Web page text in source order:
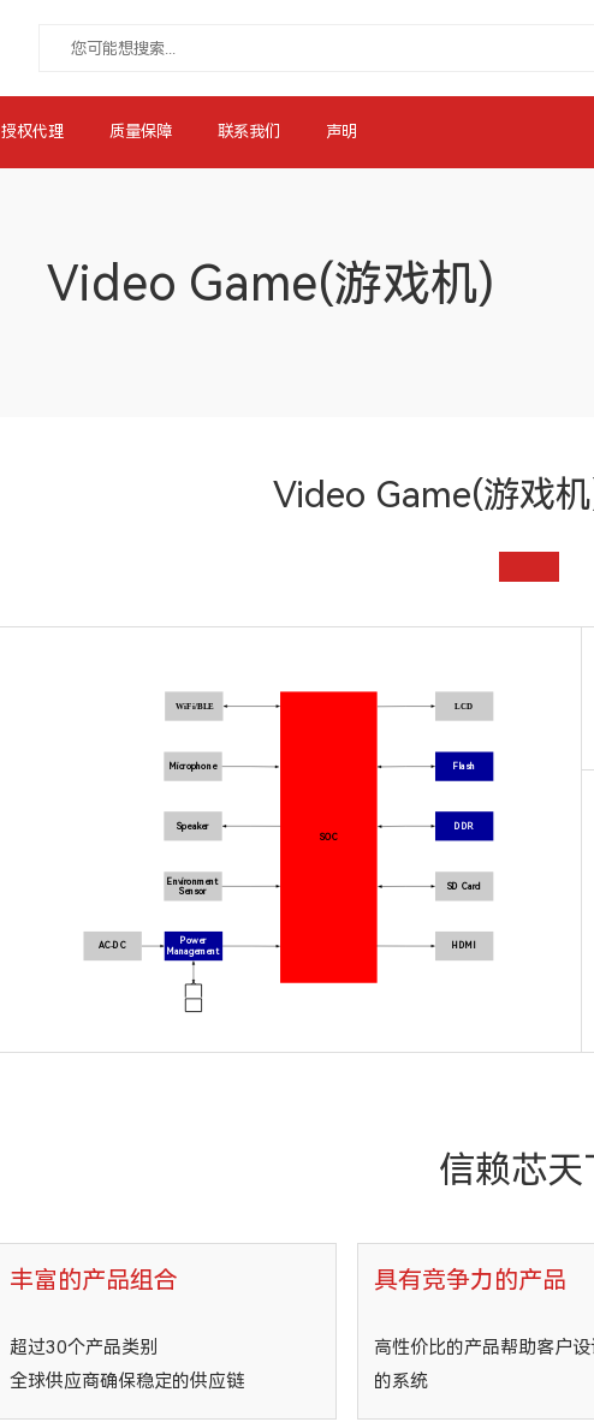
授权代理 质量保障 联系我们 声明
Video Game(游戏机)
Video Game(游戏
SOC
WiFi/BLE
Microphone
Power
Management
LCD
Flash
DDR
Speaker
AC-DC
SD Card
HDMI
Environment
Sensor
信赖芯天
丰富的产品组合
超过30个产品类别
全球供应商确保稳定的供应链
具有竞争力的产品
高性价比的产品帮助客户
的系统